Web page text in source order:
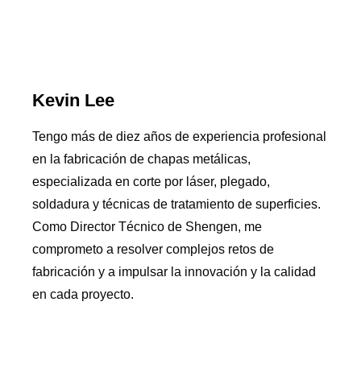
Kevin Lee
Tengo más de diez años de experiencia profesional
en la fabricación de chapas metálicas,
especializada en corte por láser, plegado,
soldadura y técnicas de tratamiento de superficies.
Como Director Técnico de Shengen, me
comprometo a resolver complejos retos de
fabricación y a impulsar la innovación y la calidad
en cada proyecto.